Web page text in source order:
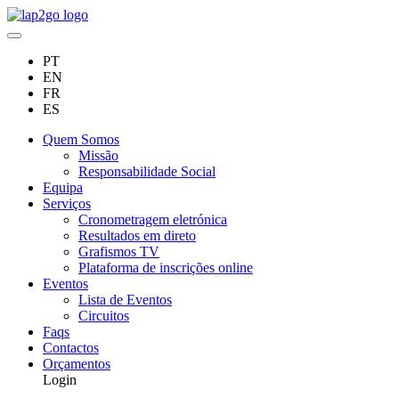
PT
EN
FR
ES
Quem Somos
Missão
Responsabilidade Social
Equipa
Serviços
Cronometragem eletrónica
Resultados em direto
Grafismos TV
Plataforma de inscrições online
Eventos
Lista de Eventos
Circuitos
Faqs
Contactos
Orçamentos
Login